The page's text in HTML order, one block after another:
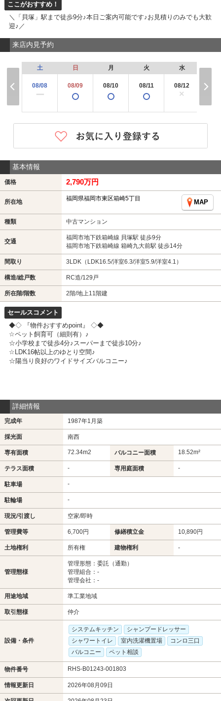
ここがおすすめ！
＼「貝塚」駅まで徒歩9分♪本日ご案内可能です♪お見積りのみでも大歓
迎♪／
来店内見予約
土
08/08
ー
日
08/09
月
08/10
火
08/11
水
08/12
×
基本情報
価格 2,790万円
所在地 福岡県福岡市東区箱崎5丁目
MAP
種類 中古マンション
交通
福岡市地下鉄箱崎線 貝塚駅 徒歩9分
福岡市地下鉄箱崎線 箱崎九大前駅 徒歩14分
間取り 3LDK（LDK16.5/洋室6.3/洋室5.9/洋室4.1）
構造/総戸数 RC造/129戸
所在階/階数 2階/地上11階建
セールスコメント
◆◇ 『物件おすすめpoint』 ◇◆
☆ペット飼育可（細則有）♪
☆小学校まで徒歩4分♪スーパーまで徒歩10分♪
☆LDK16帖以上のゆとり空間♪
☆陽当り良好のワイドサイズバルコニー♪
詳細情報
完成年 1987年1月築
採光面 南西
専有面積 72.34m2 バルコニー面積 18.52m²
テラス面積 - 専用庭面積 -
駐車場 -
駐輪場 -
現況/引渡し 空家/即時
管理費等 6,700円 修繕積立金 10,890円
土地権利 所有権 建物権利 -
管理態様
管理形態：委託（通勤）
管理組合：-
管理会社：-
用途地域 準工業地域
取引態様 仲介
設備・条件
システムキッチン
シャンプードレッサー
シャワートイレ
室内洗濯機置場
コンロ三口
バルコニー
ペット相談
物件番号 RHS-B01243-001803
情報更新日 2026年08月09日